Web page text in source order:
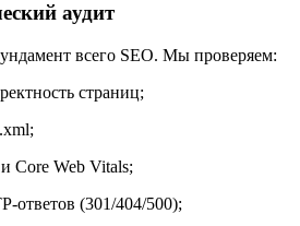
аудит
всего SEO. Мы проверяем:
страниц;
и Core Web Vitals;
ответов (301/404/500);